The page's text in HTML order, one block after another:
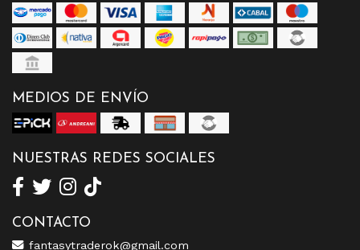
MEDIOS DE ENVÍO
NUESTRAS REDES SOCIALES
CONTACTO
fantasytraderok@gmail.com